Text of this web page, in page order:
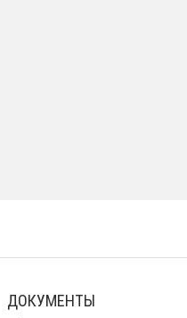
ДОКУМЕНТЫ